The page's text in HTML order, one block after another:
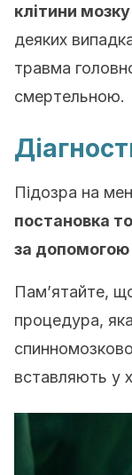
клітини
деяких
травма
смертельною.
Підозра на
постановка
за допомогою
Пам’ятайте,
процедура,
вставляють у